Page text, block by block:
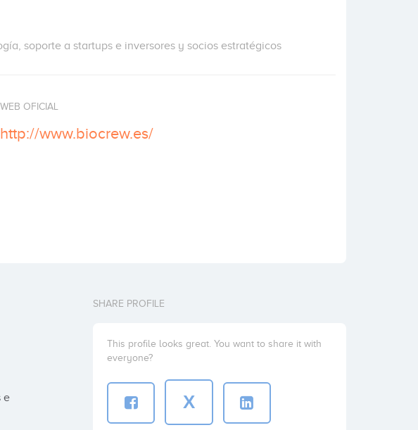
soporte a startups e inversores y socios estratégicos
WEB OFICIAL
http://www.biocrew.es/
e
SHARE PROFILE
This profile looks great. You want to share it with
everyone?
X